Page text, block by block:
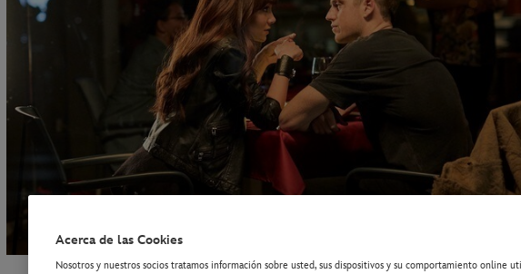
Acerca de las Cookies
Nosotros y nuestros socios tratamos información sobre usted, sus dispositivos y su comportamiento online